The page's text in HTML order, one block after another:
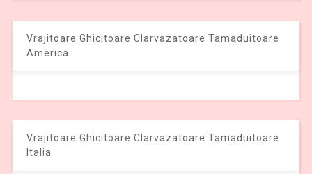
Vrajitoare Ghicitoare Clarvazatoare Tamaduitoare
America
Vrajitoare Ghicitoare Clarvazatoare Tamaduitoare
Italia